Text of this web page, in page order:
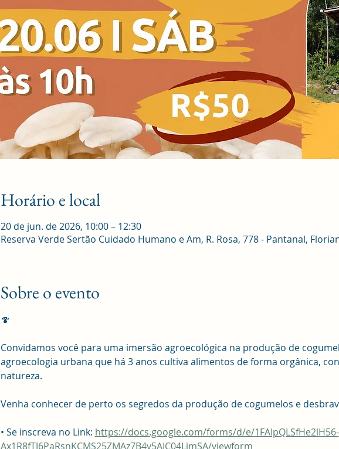
Horário e local
20 de jun. de 2026, 10:00 – 12:30
Reserva Verde Sertão Cuidado Humano e Am, R. Rosa, 778 - Pantanal,
Sobre o evento
🍄
Convidamos você para uma imersão agroecológica na produção de
agroecologia urbana que há 3 anos cultiva alimentos de forma orgânica,
natureza.
Venha conhecer de perto os segredos da produção de cogumelos e
• Se inscreva no Link: https://docs.google.com/forms/d/e/1FAIpQLSfHe2lH56-
Ax1R8fTJ6PaRsnKCMS25ZMAz7B4y5AIC04LjmSA/viewform